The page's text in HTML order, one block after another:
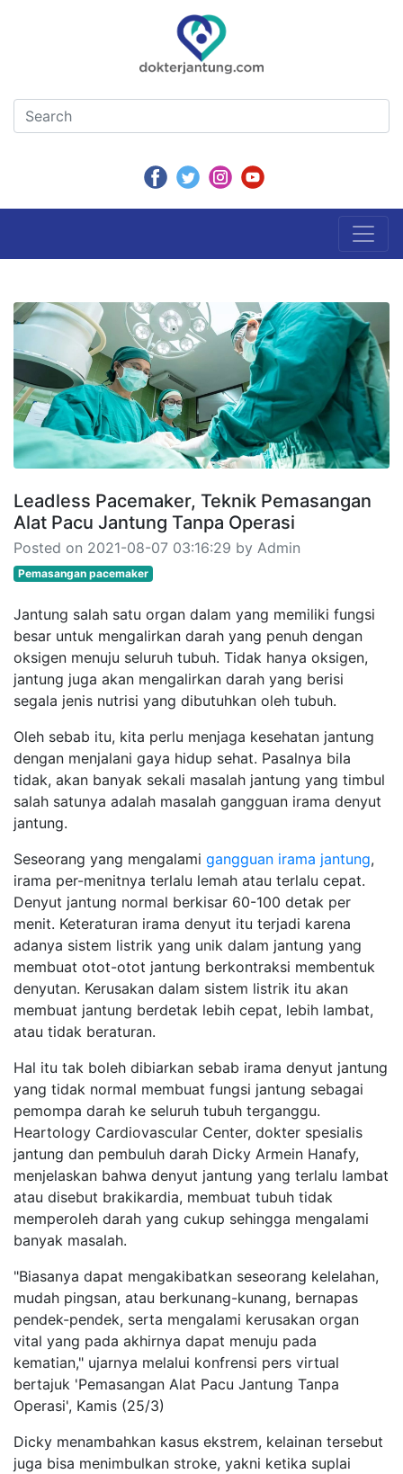
Leadless Pacemaker, Teknik Pemasangan
Alat Pacu Jantung Tanpa Operasi
Posted on 2021-08-07 03:16:29 by Admin
Pemasangan pacemaker
Jantung salah satu organ dalam yang memiliki fungsi
besar untuk mengalirkan darah yang penuh dengan
oksigen menuju seluruh tubuh. Tidak hanya oksigen,
jantung juga akan mengalirkan darah yang berisi
segala jenis nutrisi yang dibutuhkan oleh tubuh.
Oleh sebab itu, kita perlu menjaga kesehatan jantung
dengan menjalani gaya hidup sehat. Pasalnya bila
tidak, akan banyak sekali masalah jantung yang timbul
salah satunya adalah masalah gangguan irama denyut
jantung.
Seseorang yang mengalami gangguan irama jantung,
irama per-menitnya terlalu lemah atau terlalu cepat.
Denyut jantung normal berkisar 60-100 detak per
menit. Keteraturan irama denyut itu terjadi karena
adanya sistem listrik yang unik dalam jantung yang
membuat otot-otot jantung berkontraksi membentuk
denyutan. Kerusakan dalam sistem listrik itu akan
membuat jantung berdetak lebih cepat, lebih lambat,
atau tidak beraturan.
Hal itu tak boleh dibiarkan sebab irama denyut jantung
yang tidak normal membuat fungsi jantung sebagai
pemompa darah ke seluruh tubuh terganggu.
Heartology Cardiovascular Center, dokter spesialis
jantung dan pembuluh darah Dicky Armein Hanafy,
menjelaskan bahwa denyut jantung yang terlalu lambat
atau disebut brakikardia, membuat tubuh tidak
memperoleh darah yang cukup sehingga mengalami
banyak masalah.
"Biasanya dapat mengakibatkan seseorang kelelahan,
mudah pingsan, atau berkunang-kunang, bernapas
pendek-pendek, serta mengalami kerusakan organ
vital yang pada akhirnya dapat menuju pada
kematian," ujarnya melalui konfrensi pers virtual
bertajuk 'Pemasangan Alat Pacu Jantung Tanpa
Operasi', Kamis (25/3)
Dicky menambahkan kasus ekstrem, kelainan tersebut
juga bisa menimbulkan stroke, yakni ketika suplai